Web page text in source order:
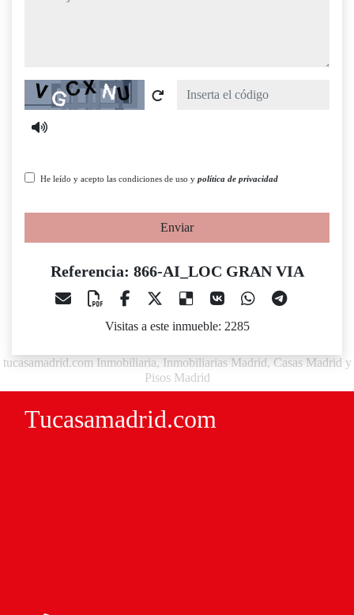
Captcha
He leído y acepto las condiciones de uso y política de privacidad
Enviar
Referencia: 866-AI_LOC GRAN VIA
Visitas a este inmueble: 2285
tucasamadrid.com Inmobiliaria, Inmobiliarias Madrid, Casas Madrid y
Pisos Madrid
Tucasamadrid.com